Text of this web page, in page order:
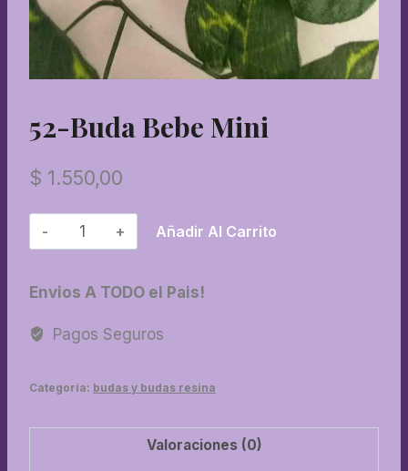
52-Buda Bebe Mini
$ 1.550,00
52-
Buda
mini
Añadir Al Carrito
Envios A TODO el Pais!
Pagos Seguros
Categoría: budas y budas resina
Valoraciones (0)